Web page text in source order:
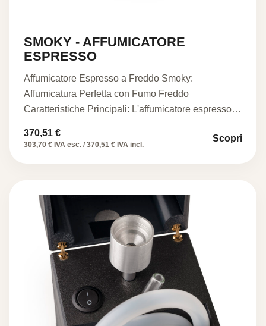
SMOKY - AFFUMICATORE
ESPRESSO
Affumicatore Espresso a Freddo Smoky:
Affumicatura Perfetta con Fumo Freddo
Caratteristiche Principali: L'affumicatore espresso a
370,51 €
303,70 € IVA esc. / 370,51 € IVA incl.
Scopri